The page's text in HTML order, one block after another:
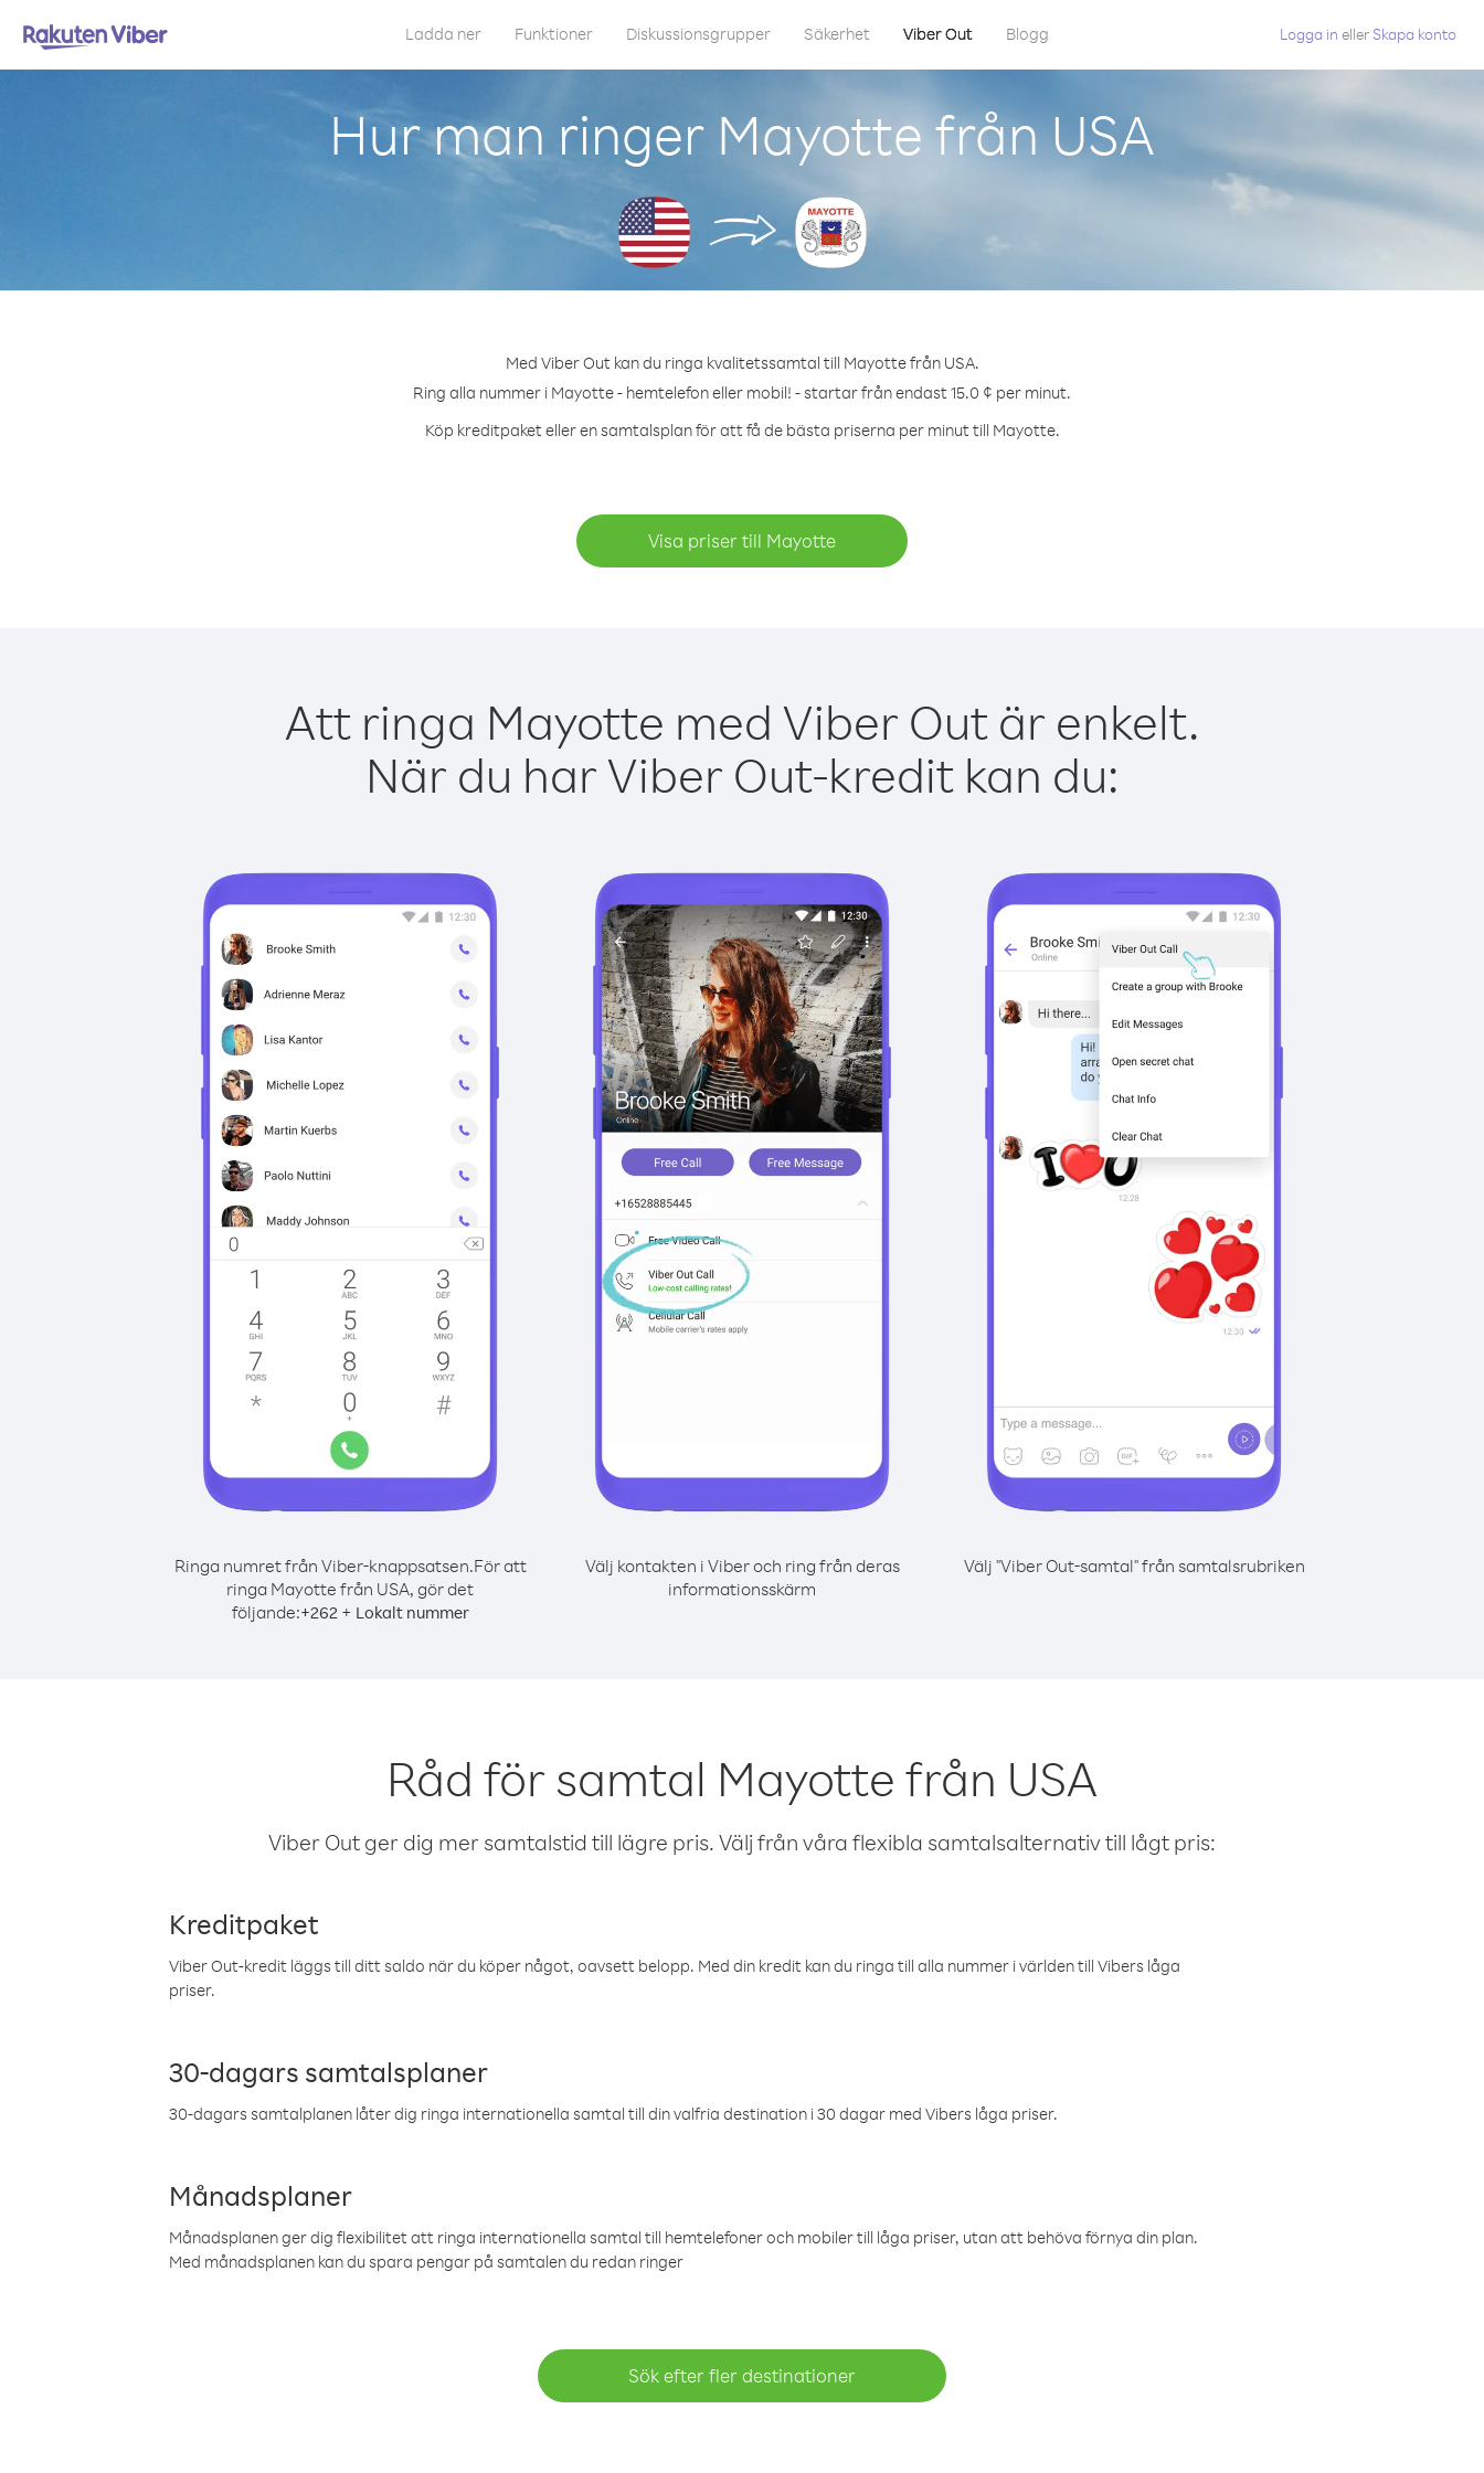
Ladda ner Funktioner Diskussionsgrupper Säkerhet Viber Out Blogg Logga in eller Skapa konto
Hur man ringer Mayotte från USA
Med Viber Out kan du ringa kvalitetssamtal till Mayotte från USA.
Ring alla nummer i Mayotte - hemtelefon eller mobil! - startar från endast 15.0 ¢ per minut.
Köp kreditpaket eller en samtalsplan för att få de bästa priserna per minut till Mayotte.
Visa priser till Mayotte
Att ringa Mayotte med Viber Out är enkelt.
När du har Viber Out-kredit kan du:
Ringa numret från Viber-knappsatsen.För att
ringa Mayotte från USA, gör det
följande:+262+ Lokalt nummer
Välj kontakten i Viber och ring från deras
informationsskärm
Välj "Viber Out-samtal" från samtalsrubriken
Råd för samtal Mayotte från USA
Viber Out ger dig mer samtalstid till lägre pris. Välj från våra flexibla samtalsalternativ till lågt pris:
Kreditpaket
Viber Out-kredit läggs till ditt saldo när du köper något, oavsett belopp. Med din kredit kan du ringa till alla nummer i världen till Vibers låga
priser.
30-dagars samtalsplaner
30-dagars samtalplanen låter dig ringa internationella samtal till din valfria destination i 30 dagar med Vibers låga priser.
Månadsplaner
Månadsplanen ger dig flexibilitet att ringa internationella samtal till hemtelefoner och mobiler till låga priser, utan att behöva förnya din plan.
Med månadsplanen kan du spara pengar på samtalen du redan ringer
Sök efter fler destinationer